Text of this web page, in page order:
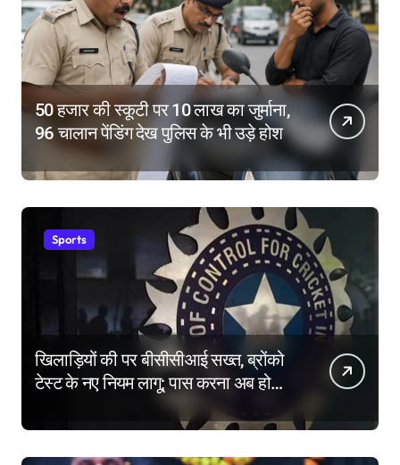
50 हजार की स्कूटी पर 10 लाख का जुर्माना,
96 चालान पेंडिंग देख पुलिस के भी उड़े होश
Sports
खिलाड़ियों की पर बीसीसीआई सख्त, ब्रोंको
टेस्ट के नए नियम लागू; पास करना अब होगा